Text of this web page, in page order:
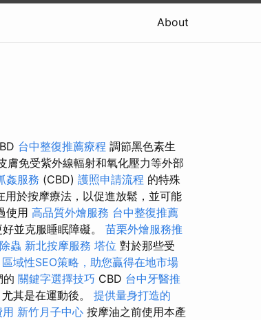
About
台中整復推薦療程 調節黑色素生
膚免受紫外線輻射和氧化壓力等外部
姦服務 (CBD) 護照申請流程 的特殊
用於按摩療法，以促進放鬆，並可能
使用 高品質外燴服務 台中整復推薦
並克服睡眠障礙。 苗栗外燴服務推
除蟲 新北按摩服務 塔位 對於那些受
區域性SEO策略，助您贏得在地市場
的 關鍵字選擇技巧 CBD 台中牙醫推
其是在運動後。 提供量身打造的
新竹月子中心 按摩油之前使用本產